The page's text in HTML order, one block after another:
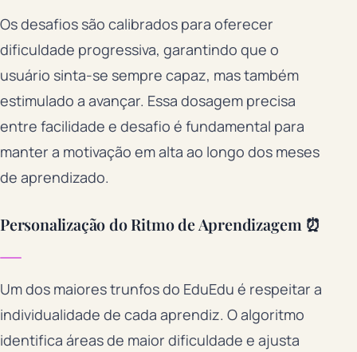
Os desafios são calibrados para oferecer
dificuldade progressiva, garantindo que o
usuário sinta-se sempre capaz, mas também
estimulado a avançar. Essa dosagem precisa
entre facilidade e desafio é fundamental para
manter a motivação em alta ao longo dos meses
de aprendizado.
Personalização do Ritmo de Aprendizagem ⏰
Um dos maiores trunfos do EduEdu é respeitar a
individualidade de cada aprendiz. O algoritmo
identifica áreas de maior dificuldade e ajusta